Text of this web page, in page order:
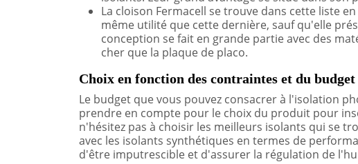
La cloison Fermacell se trouve dans cette liste
même utilité que cette dernière, sauf qu'elle
conception se fait en grande partie avec des
cher que la plaque de placo.
Choix en fonction des contraintes et du budget
Le budget que vous pouvez consacrer à l'isolation
prendre en compte pour le choix du produit pour
n'hésitez pas à choisir les meilleurs isolants qui se
avec les isolants synthétiques en termes de
d'être imputrescible et d'assurer la régulation de